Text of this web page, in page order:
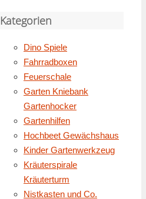
Kategorien
Dino Spiele
Fahrradboxen
Feuerschale
Garten Kniebank
Gartenhocker
Gartenhilfen
Hochbeet Gewächshaus
Kinder Gartenwerkzeug
Kräuterspirale
Kräuterturm
Nistkasten und Co.